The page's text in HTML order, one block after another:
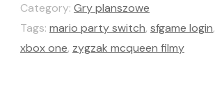
Category: Gry planszowe
Tags: mario party switch, sfgame login,
xbox one, zygzak mcqueen filmy